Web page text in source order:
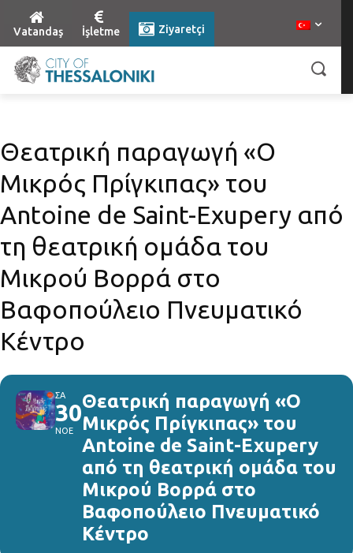
Vatandaş İşletme Ziyaretçi
Θεατρική παραγωγή «Ο
Μικρός Πρίγκιπας» του
Antoine de Saint-Exupery από
τη θεατρική ομάδα του
Μικρού Βορρά στο
Βαφοπούλειο Πνευματικό
Κέντρο
ΣΑ
30
ΝΟΕ
Θεατρική παραγωγή «Ο
Μικρός Πρίγκιπας» του
Antoine de Saint-Exupery
από τη θεατρική ομάδα του
Μικρού Βορρά στο
Βαφοπούλειο Πνευματικό
Κέντρο